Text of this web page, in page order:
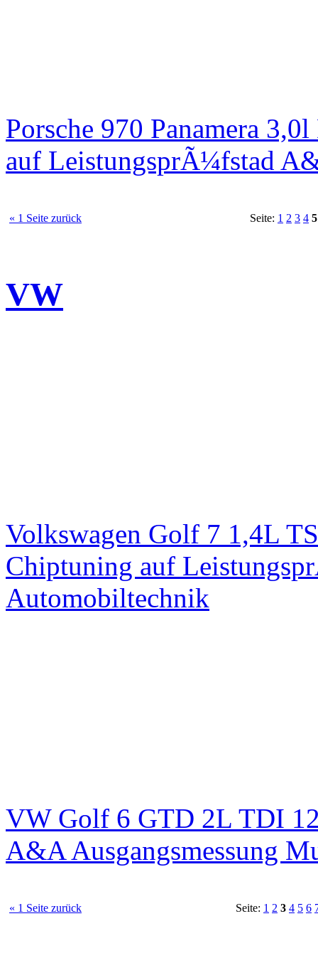
Porsche 970 Panamera
auf LeistungsprÃ¼fstad
« 1 Seite zurück Seite: 1 2 3 4 5
VW
Volkswagen Golf 7 1,4L
Chiptuning auf
Automobiltechnik
VW Golf 6 GTD 2L TDI
A&A Ausgangsmessung
« 1 Seite zurück Seite: 1 2 3 4 5 6